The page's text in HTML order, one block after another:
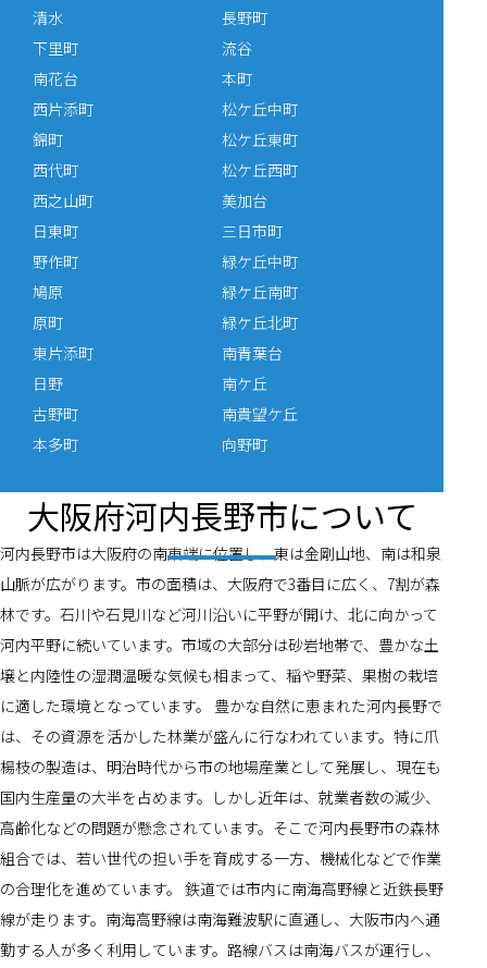
清水
下里町
長野町
流谷
南花台
西片添町
錦町
西代町
西之山町
日東町
野作町
鳩原
原町
東片添町
日野
古野町
本多町
本町
松ケ丘中町
松ケ丘東町
松ケ丘西町
美加台
三日市町
緑ケ丘中町
緑ケ丘南町
緑ケ丘北町
南青葉台
南ケ丘
南貴望ケ丘
向野町
大阪府河内長野市について
河内長野市は大阪府の南東端に位置し、東は金剛山地、南は和泉
山脈が広がります。市の面積は、大阪府で3番目に広く、7割が森
林です。石川や石見川など河川沿いに平野が開け、北に向かって
河内平野に続いています。市域の大部分は砂岩地帯で、豊かな土
壌と内陸性の湿潤温暖な気候も相まって、稲や野菜、果樹の栽培
に適した環境となっています。 豊かな自然に恵まれた河内長野で
は、その資源を活かした林業が盛んに行なわれています。特に爪
楊枝の製造は、明治時代から市の地場産業として発展し、現在も
国内生産量の大半を占めます。しかし近年は、就業者数の減少、
高齢化などの問題が懸念されています。そこで河内長野市の森林
組合では、若い世代の担い手を育成する一方、機械化などで作業
の合理化を進めています。 鉄道では市内に南海高野線と近鉄長野
線が走ります。南海高野線は南海難波駅に直通し、大阪市内へ通
勤する人が多く利用しています。路線バスは南海バスが運行し、